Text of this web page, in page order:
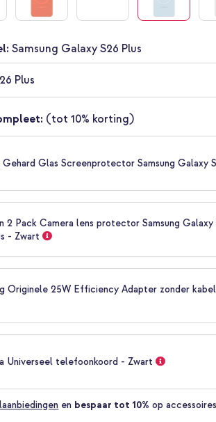
Samsung Galaxy S26 Plus
Plus
(tot 10% korting)
Glas Screenprotector Samsung Galaxy
2 Pack Camera lens protector Samsung Galaxy
- Zwart
Originele 25W Efficiency Adapter zonder
Universeel telefoonkoord - Zwart
en bespaar tot 10% op accessoires